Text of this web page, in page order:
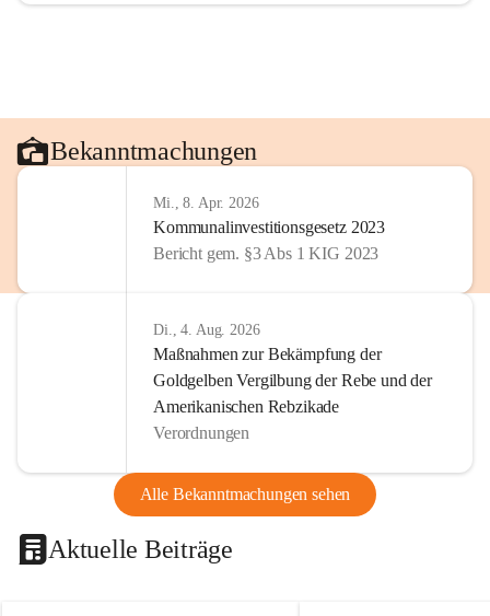
Bekanntmachungen
Mi., 8. Apr. 2026
Kommunalinvestitionsgesetz 2023
Bericht gem. §3 Abs 1 KIG 2023
Di., 4. Aug. 2026
Maßnahmen zur Bekämpfung der
Goldgelben Vergilbung der Rebe und der
Amerikanischen Rebzikade
Verordnungen
Alle Bekanntmachungen sehen
Aktuelle Beiträge